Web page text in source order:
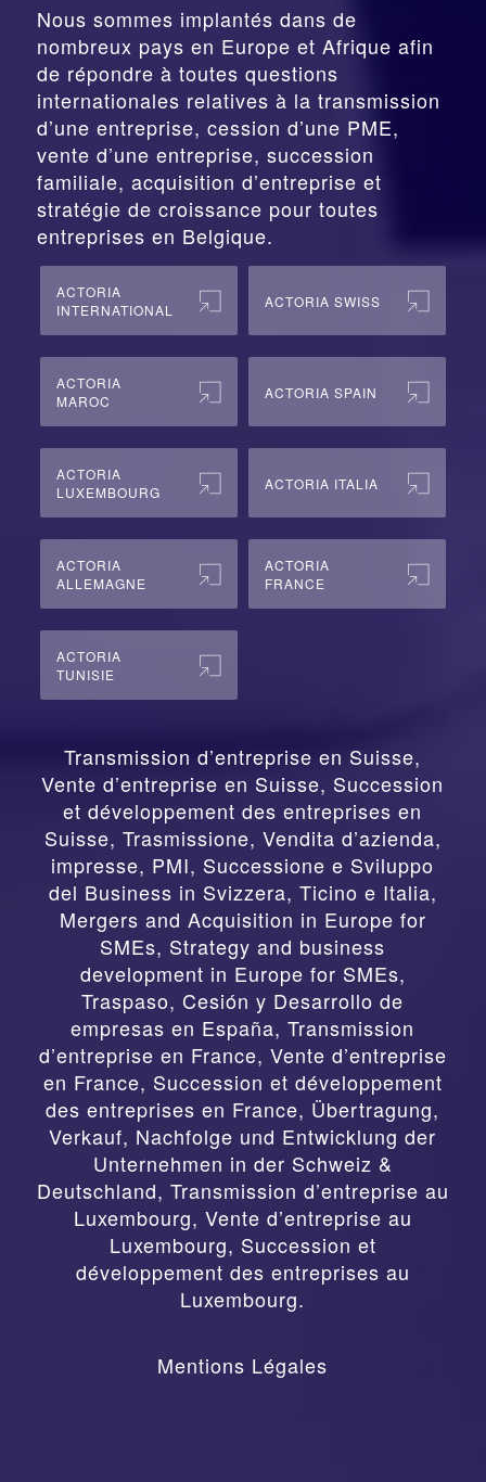
Nous sommes implantés dans de
nombreux pays en Europe et Afrique afin
de répondre à toutes questions
internationales relatives à la transmission
d’une entreprise, cession d’une PME,
vente d’une entreprise, succession
familiale, acquisition d’entreprise et
stratégie de croissance pour toutes
entreprises en Belgique.
ACTORIA
INTERNATIONAL
ACTORIA SWISS
ACTORIA
MAROC
ACTORIA SPAIN
ACTORIA
LUXEMBOURG
ACTORIA ITALIA
ACTORIA
ALLEMAGNE
ACTORIA
FRANCE
ACTORIA
TUNISIE
Transmission d’entreprise en Suisse,
Vente d’entreprise en Suisse, Succession
et développement des entreprises en
Suisse, Trasmissione, Vendita d’azienda,
impresse, PMI, Successione e Sviluppo
del Business in Svizzera, Ticino e Italia,
Mergers and Acquisition in Europe for
SMEs, Strategy and business
development in Europe for SMEs,
Traspaso, Cesión y Desarrollo de
empresas en España,Transmission
d’entreprise en France, Vente d’entreprise
en France, Succession et développement
des entreprises en France, Übertragung,
Verkauf, Nachfolge und Entwicklung der
Unternehmen in der Schweiz &
Deutschland, Transmission d’entreprise au
Luxembourg, Vente d’entreprise au
Luxembourg, Succession et
développement des entreprises au
Luxembourg.
Mentions Légales